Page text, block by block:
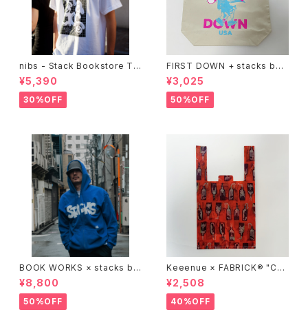
nibs - Stack Bookstore Te
e
¥5,390
30%OFF
FIRST DOWN + stacks boo
kstore BIG TOTE
¥3,025
50%OFF
BOOK WORKS × stacks bo
okstore "Jimbocho Beat Li
brary zip up hood"
¥8,800
50%OFF
Keeenue × FABRICK®︎ "CO
MPACT SHOPPING BAG" st
acks Exclusive model
¥2,508
40%OFF